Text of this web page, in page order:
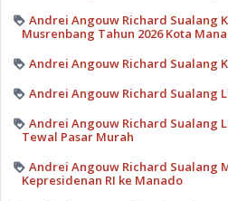
Andrei Angouw Richard Sualang
Musrenbang Tahun 2026 Kota
Andrei Angouw Richard Sualang
Andrei Angouw Richard Sualang
Andrei Angouw Richard Sualang
Tewal Pasar Murah
Andrei Angouw Richard Sualang
Kepresidenan RI ke Manado